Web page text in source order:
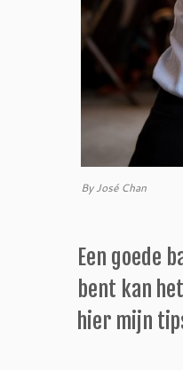
By José Chan
Een goede
bent kan
hier mijn